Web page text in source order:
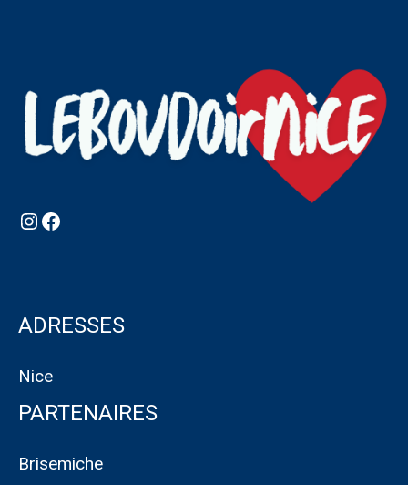
Instagram
Facebook
ADRESSES
Nice
PARTENAIRES
Brisemiche